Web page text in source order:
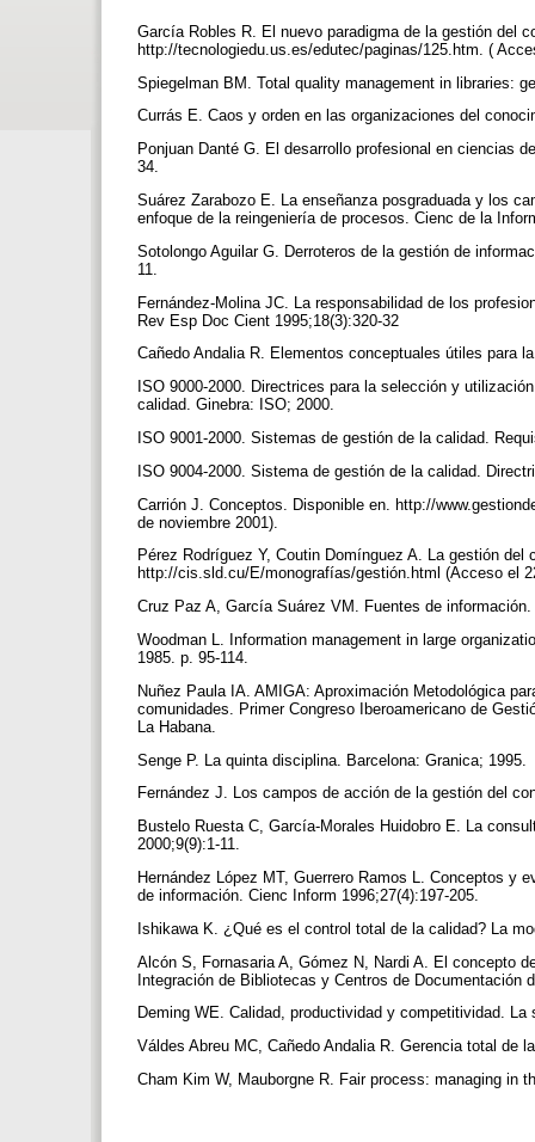
García Robles R. El nuevo paradigma de la gestión del
http://tecnologiedu.us.es/edutec/paginas/125.htm. (
Spiegelman BM. Total quality management in libraries:
Currás E. Caos y orden en las organizaciones del
Ponjuan Danté G. El desarrollo profesional en ciencias
34.
Suárez Zarabozo E. La enseñanza posgraduada y los
enfoque de la reingeniería de procesos. Cienc de la
Sotolongo Aguilar G. Derroteros de la gestión de
11.
Fernández-Molina JC. La responsabilidad de los
Rev Esp Doc Cient 1995;18(3):320-32
Cañedo Andalia R. Elementos conceptuales útiles para
ISO 9000-2000. Directrices para la selección y
calidad. Ginebra: ISO; 2000.
ISO 9001-2000. Sistemas de gestión de la calidad.
ISO 9004-2000. Sistema de gestión de la calidad.
Carrión J. Conceptos. Disponible en. http://
de noviembre 2001).
Pérez Rodríguez Y, Coutin Domínguez A. La gestión
http://cis.sld.cu/E/monografías/gestión.html (Acceso el
Cruz Paz A, García Suárez VM. Fuentes de
Woodman L. Information management in large
1985. p. 95-114.
Nuñez Paula IA. AMIGA: Aproximación Metodológica
comunidades. Primer Congreso Iberoamericano de
La Habana.
Senge P. La quinta disciplina. Barcelona: Granica; 1995.
Fernández J. Los campos de acción de la gestión del
Bustelo Ruesta C, García-Morales Huidobro E. La
2000;9(9):1-11.
Hernández López MT, Guerrero Ramos L. Conceptos y
de información. Cienc Inform 1996;27(4):197-205.
Ishikawa K. ¿Qué es el control total de la calidad? La
Alcón S, Fornasaria A, Gómez N, Nardi A. El concepto
Integración de Bibliotecas y Centros de
Deming WE. Calidad, productividad y competitividad.
Váldes Abreu MC, Cañedo Andalia R. Gerencia total de
Cham Kim W, Mauborgne R. Fair process: managing in